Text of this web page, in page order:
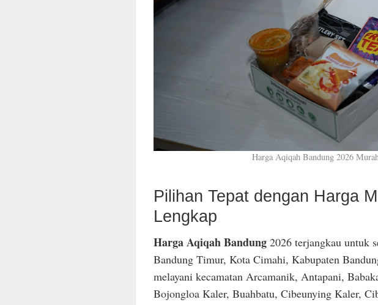
Harga Aqiqah Bandung 2026
Pilihan Tepat dengan Harga
Lengkap
Harga Aqiqah Bandung2026 terjangkau untuk
Bandung Timur, Kota Cimahi, Kabupaten
melayani kecamatan Arcamanik, Antapani,
Bojongloa Kaler, Buahbatu, Cibeunying Kaler,